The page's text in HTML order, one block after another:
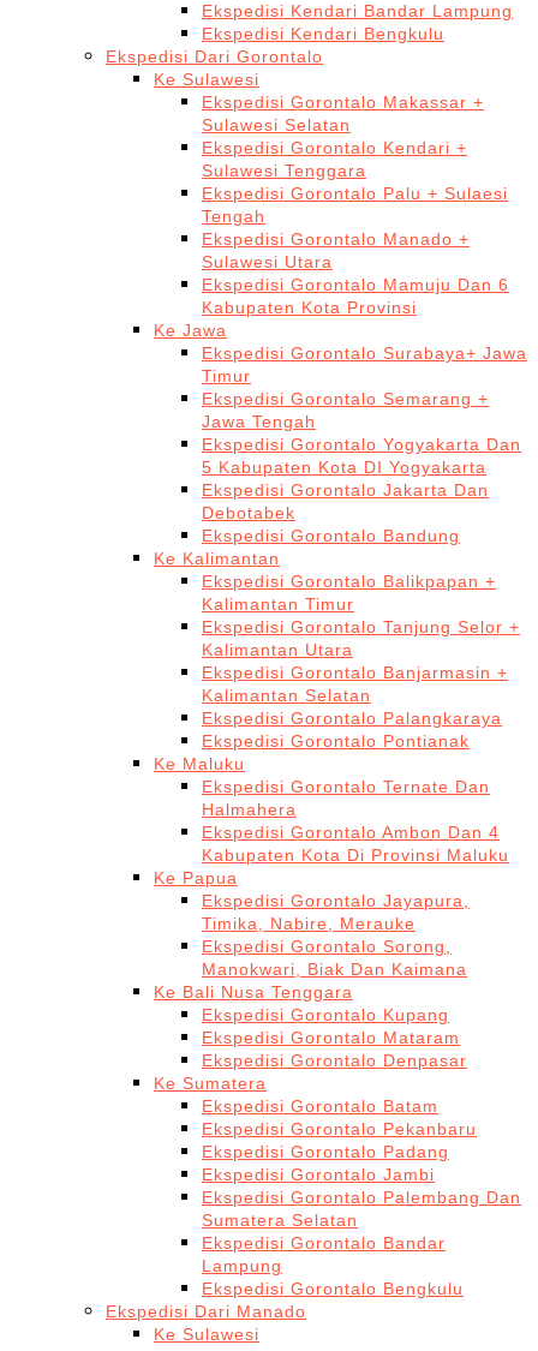
Ekspedisi Kendari Bandar Lampung
Ekspedisi Kendari Bengkulu
Ekspedisi Dari Gorontalo
Ke Sulawesi
Ekspedisi Gorontalo Makassar +
Sulawesi Selatan
Ekspedisi Gorontalo Kendari +
Sulawesi Tenggara
Ekspedisi Gorontalo Palu + Sulaesi
Tengah
Ekspedisi Gorontalo Manado +
Sulawesi Utara
Ekspedisi Gorontalo Mamuju Dan 6
Kabupaten Kota Provinsi
Ke Jawa
Ekspedisi Gorontalo Surabaya+ Jawa
Timur
Ekspedisi Gorontalo Semarang +
Jawa Tengah
Ekspedisi Gorontalo Yogyakarta Dan
5 Kabupaten Kota DI Yogyakarta
Ekspedisi Gorontalo Jakarta Dan
Debotabek
Ekspedisi Gorontalo Bandung
Ke Kalimantan
Ekspedisi Gorontalo Balikpapan +
Kalimantan Timur
Ekspedisi Gorontalo Tanjung Selor +
Kalimantan Utara
Ekspedisi Gorontalo Banjarmasin +
Kalimantan Selatan
Ekspedisi Gorontalo Palangkaraya
Ekspedisi Gorontalo Pontianak
Ke Maluku
Ekspedisi Gorontalo Ternate Dan
Halmahera
Ekspedisi Gorontalo Ambon Dan 4
Kabupaten Kota Di Provinsi Maluku
Ke Papua
Ekspedisi Gorontalo Jayapura,
Timika, Nabire, Merauke
Ekspedisi Gorontalo Sorong,
Manokwari, Biak Dan Kaimana
Ke Bali Nusa Tenggara
Ekspedisi Gorontalo Kupang
Ekspedisi Gorontalo Mataram
Ekspedisi Gorontalo Denpasar
Ke Sumatera
Ekspedisi Gorontalo Batam
Ekspedisi Gorontalo Pekanbaru
Ekspedisi Gorontalo Padang
Ekspedisi Gorontalo Jambi
Ekspedisi Gorontalo Palembang Dan
Sumatera Selatan
Ekspedisi Gorontalo Bandar
Lampung
Ekspedisi Gorontalo Bengkulu
Ekspedisi Dari Manado
Ke Sulawesi